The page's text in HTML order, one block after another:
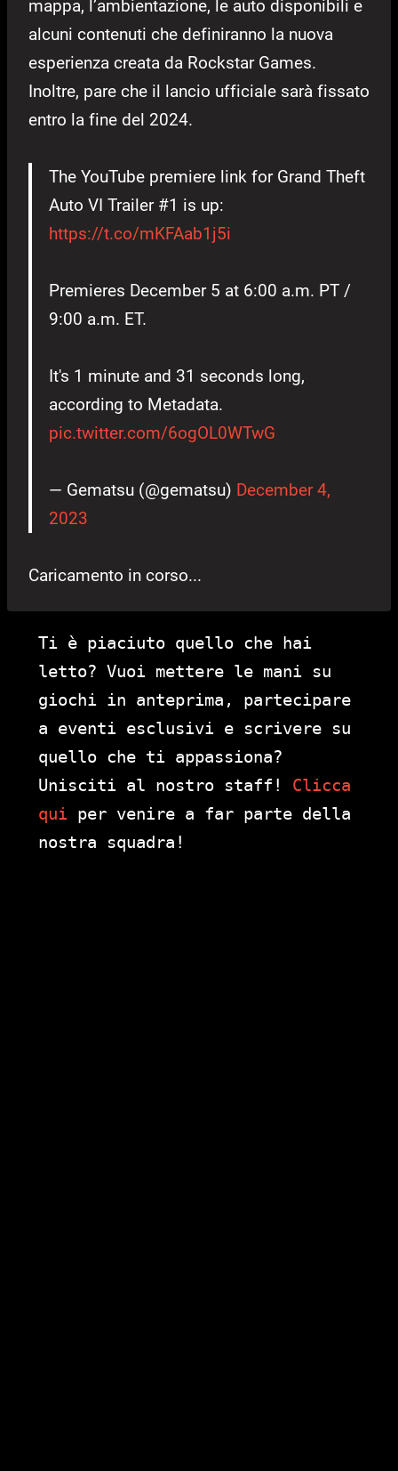
mappa, l’ambientazione, le auto disponibili e
alcuni contenuti che definiranno la nuova
esperienza creata da Rockstar Games.
Inoltre, pare che il lancio ufficiale sarà fissato
entro la fine del 2024.
The YouTube premiere link for Grand Theft
Auto VI Trailer #1 is up:
https://t.co/mKFAab1j5i
Premieres December 5 at 6:00 a.m. PT /
9:00 a.m. ET.
It's 1 minute and 31 seconds long,
according to Metadata.
pic.twitter.com/6ogOL0WTwG
— Gematsu (@gematsu) December 4,
2023
Caricamento in corso...
Ti è piaciuto quello che hai
letto? Vuoi mettere le mani su
giochi in anteprima, partecipare
a eventi esclusivi e scrivere su
quello che ti appassiona?
Unisciti al nostro staff! Clicca
qui per venire a far parte della
nostra squadra!